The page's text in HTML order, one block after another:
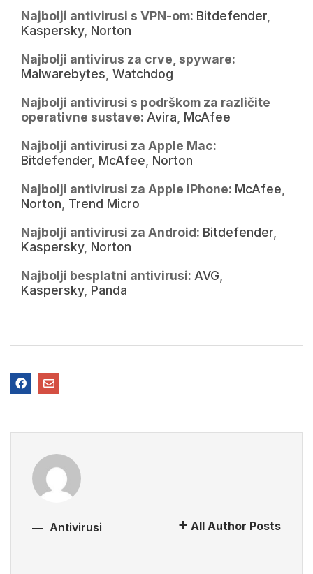
Najbolji antivirusi s VPN-om: Bitdefender
Kaspersky, Norton
Najbolji antivirus za crve, spyware:
Malwarebytes Watchdog
Najbolji antivirusi s podrškom za različite
operativne sustave: Avira McAfee
Najbolji antivirusi za Apple Mac:
Bitdefender McAfee Norton
Najbolji antivirusi za Apple iPhone: McAfee
Norton Trend Micro
Najbolji antivirusi za Android: Bitdefender
Kaspersky, Norton
Najbolji besplatni antivirusi: AVG
Kaspersky, Panda
Antivirusi All Author Posts